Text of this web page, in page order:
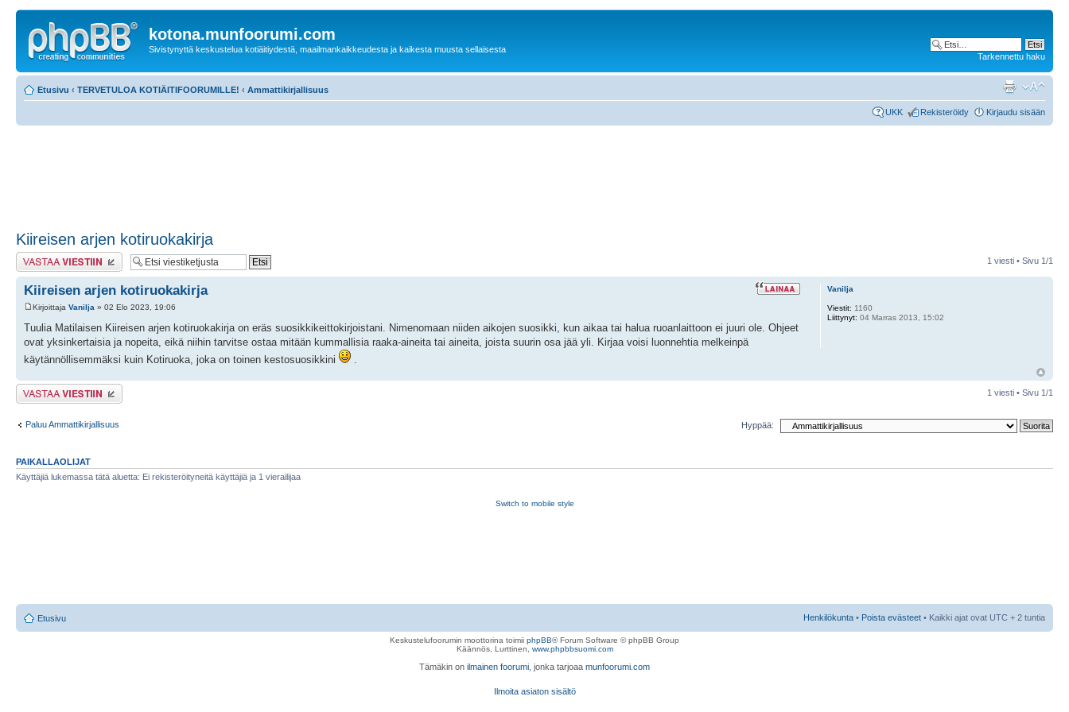
kotona.munfoorumi.com
Sivistynyttä keskustelua kotiäitiydestä, maailmankaikkeudesta ja kaikesta muusta sellaisesta
Tarkennettu haku
Etusivu ‹ TERVETULOA KOTIÄITIFOORUMILLE! ‹ Ammattikirjallisuus
UKK Rekisteröidy Kirjaudu sisään
Kiireisen arjen kotiruokakirja
Lähetä vastaus 1 viesti • Sivu 1/1
Kiireisen arjen kotiruokakirja
Kirjoittaja Vanilja » 02 Elo 2023, 19:06
Tuulia Matilaisen Kiireisen arjen kotiruokakirja on eräs suosikkikeittokirjoistani. Nimenomaan niiden aikojen suosikki, kun aikaa tai halua ruoanlaittoon ei juuri ole. Ohjeet
ovat yksinkertaisia ja nopeita, eikä niihin tarvitse ostaa mitään kummallisia raaka-aineita tai aineita, joista suurin osa jää yli. Kirjaa voisi luonnehtia melkeinpä
käytännöllisemmäksi kuin Kotiruoka, joka on toinen kestosuosikkini
Vanilja
Viestit: 1160
Liittynyt: 04 Marras 2013, 15:02
Lähetä vastaus 1 viesti • Sivu 1/1
Paluu Ammattikirjallisuus Hyppää:
PAIKALLAOLIJAT
Käyttäjiä lukemassa tätä aluetta: Ei rekisteröityneitä käyttäjiä ja 1 vierailijaa
Switch to mobile style
Etusivu Henkilökunta • Poista evästeet • Kaikki ajat ovat UTC + 2 tuntia
Keskustelufoorumin moottorina toimii phpBB® Forum Software © phpBB Group
Käännös, Lurttinen, www.phpbbsuomi.com
Tämäkin on ilmainen foorumi , jonka tarjoaa munfoorumi.com
Ilmoita asiaton sisältö